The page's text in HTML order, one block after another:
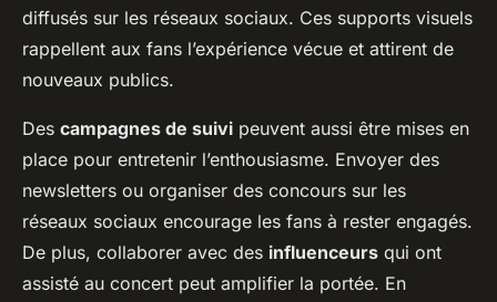
diffusés sur les réseaux sociaux. Ces supports visuels
rappellent aux fans l’expérience vécue et attirent de
nouveaux publics.
Des campagnes de suivi peuvent aussi être mises en
place pour entretenir l’enthousiasme. Envoyer des
newsletters ou organiser des concours sur les
réseaux sociaux encourage les fans à rester engagés.
De plus, collaborer avec des influenceurs qui ont
assisté au concert peut amplifier la portée. En